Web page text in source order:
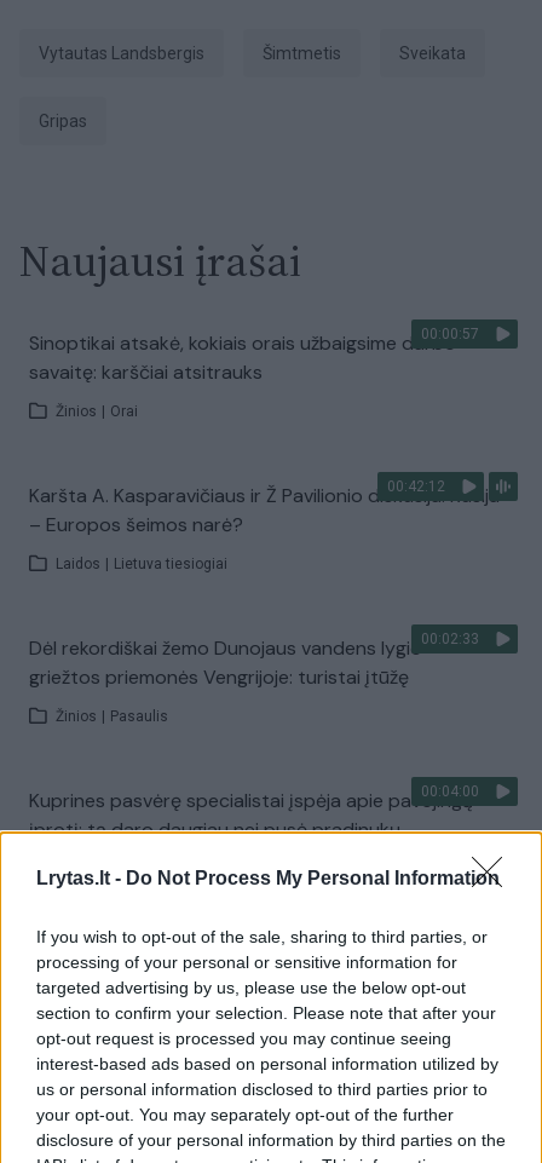
Lrytas.lt - Do Not Process My Personal Information
If you wish to opt-out of the sale, sharing to third parties, or
processing of your personal or sensitive information for
targeted advertising by us, please use the below opt-out
section to confirm your selection. Please note that after your
opt-out request is processed you may continue seeing
interest-based ads based on personal information utilized by
us or personal information disclosed to third parties prior to
your opt-out. You may separately opt-out of the further
disclosure of your personal information by third parties on the
Vytautas Landsbergis šimtmetis Sveikata
Gripas
Naujausi įrašai
00:00:57
Sinoptikai atsakė, kokiais orais užbaigsime darbo
savaitę: karščiai atsitrauks
Žinios Orai
00:42:12
Karšta A. Kasparavičiaus ir Ž Pavilionio diskusija: Rusija
– Europos šeimos narė?
Laidos Lietuva tiesiogiai
00:02:33
Dėl rekordiškai žemo Dunojaus vandens lygio –
griežtos priemonės Vengrijoje: turistai įtūžę
Žinios Pasaulis
00:04:00
Kuprines pasvėrę specialistai įspėja apie pavojingą
įprotį: tą daro daugiau nei pusė pradinukų
Žinios | Lietuvos diena
Visi įrašai
Žiūrimiausi įrašai
00:00:30
Vaizdai iš tragiškos avarijos Vilniaus r.: dviejų moterų ir